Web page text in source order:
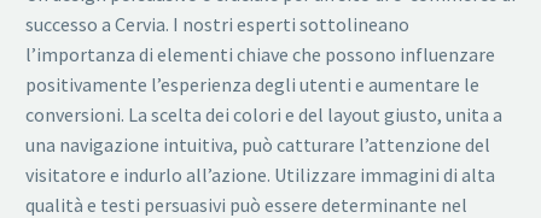
successo a Cervia. I nostri esperti sottolineano
l’importanza di elementi chiave che possono influenzare
positivamente l’esperienza degli utenti e aumentare le
conversioni. La scelta dei colori e del layout giusto, unita a
una navigazione intuitiva, può catturare l’attenzione del
visitatore e indurlo all’azione. Utilizzare immagini di alta
qualità e testi persuasivi può essere determinante nel